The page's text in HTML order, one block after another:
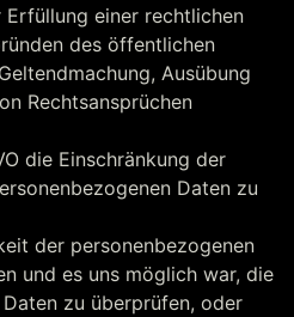
einer rechtlichen
des öffentlichen
Ausübung
Rechtsansprüchen
die Einschränkung der
Daten zu
der personenbezogenen
und es uns möglich war, die
zu überprüfen, oder